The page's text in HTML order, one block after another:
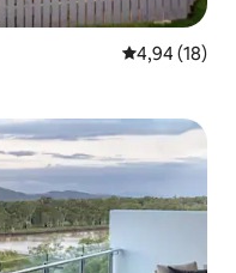
Średnia
4,94 (18)